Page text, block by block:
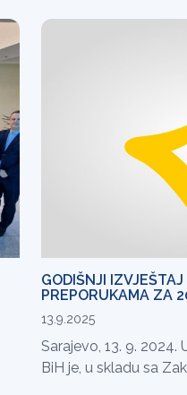
GODIŠNJI
PREPORUKAMA ZA
13.9.2025
Sarajevo, 13. 9. 2024.
BiH je, u skladu sa